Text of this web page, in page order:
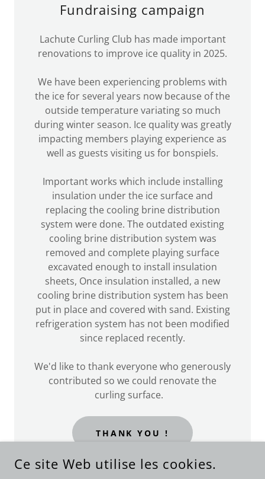
Fundraising campaign
Lachute Curling Club has made important
renovations to improve ice quality in 2025.
We have been experiencing problems with
the ice for several years now because of the
outside temperature variating so much
during winter season. Ice quality was greatly
impacting members playing experience as
well as guests visiting us for bonspiels.
Important works which include installing
insulation under the ice surface and
replacing the cooling brine distribution
system were done. The outdated existing
cooling brine distribution system was
removed and complete playing surface
excavated enough to install insulation
sheets, Once insulation installed, a new
cooling brine distribution system has been
put in place and covered with sand. Existing
refrigeration system has not been modified
since replaced recently.
We'd like to thank everyone who generously
contributed so we could renovate the
curling surface.
THANK YOU !
Ce site Web utilise les cookies.